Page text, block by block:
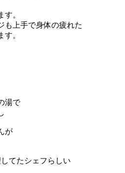
。
も上手で身体の疲れた
。
湯で
が
てたシェフらしい